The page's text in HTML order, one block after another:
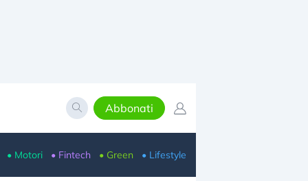
Abbonati
• Motori • Fintech • Green • Lifestyle